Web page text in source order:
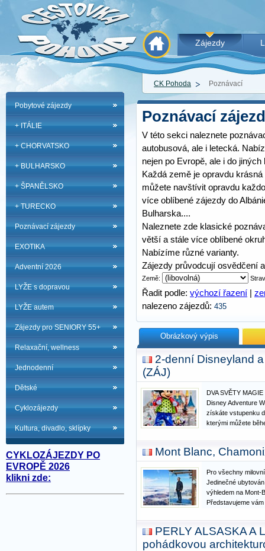
Zájezdy
CK Pohoda Poznávací
Pobytové zájezdy
+ ITÁLIE
+ CHORVATSKO
+ BULHARSKO
+ ŠPANĚLSKO
+ TURECKO
Poznávací zájezdy
EXOTIKA
Adventní 2026
LYŽE s dopravou
LYŽE autem
Zájezdy pro SENIORY 55+
Relaxační, wellness
Jednodenní
Dětské
Cyklozájezdy
Kultura, divadlo, sklípky
CYKLOZÁJEZDY PO
EVROPĚ 2026
klikni zde:
Poznávací
V této sekci naleznete
autobusová, ale i letecká.
nejen po Evropě, ale i do jiných
Každá země je opravdu
můžete navštívit opravdu
více oblíbené zájezdy do
Bulharska....
Naleznete zde klasické
větší a stále více oblíbené
Nabízíme různé varianty.
Zájezdy průvodcují osvědčení
Země:
Řadit podle: výchozí řazení
nalezeno zájezdů: 435
Obrázkový výpis
2-denní Disneyland
(ZÁJ)
DVA SVĚTY
Disney Adventure
získáte vstupenku
kterými můžete
tomu, abyste
DISNEYLAND
Mont Blanc,
Pro všechny
Jedinečné
výhledem na Mont-
Představujeme
pár kroků od
pobyt bude velkým
PERLY ALSASKA A
pohádkovou